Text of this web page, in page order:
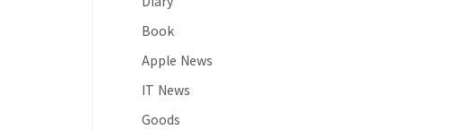
Book
Apple News
IT News
Goods